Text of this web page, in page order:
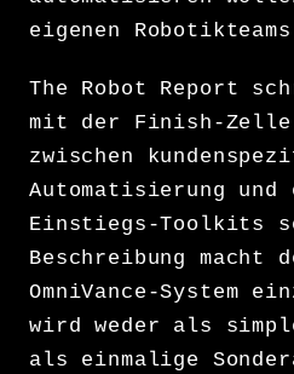
eigenen
The Robot Report
mit der Finish-Zelle
zwischen
Automatisierung und
Einstiegs-Toolkits
Beschreibung macht
OmniVance-System
wird weder als
als einmalige